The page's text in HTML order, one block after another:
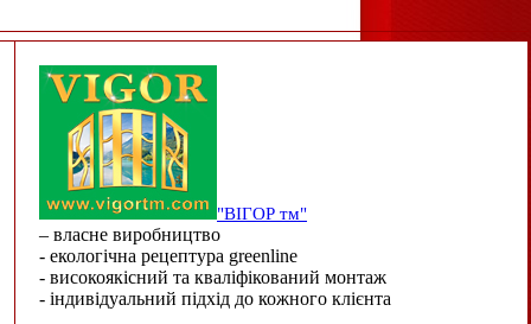
"ВІГОР тм"
– власне виробництво
- екологічна рецептура greenline
- високоякісний та кваліфікований монтаж
- індивідуальний підхід до кожного клієнта